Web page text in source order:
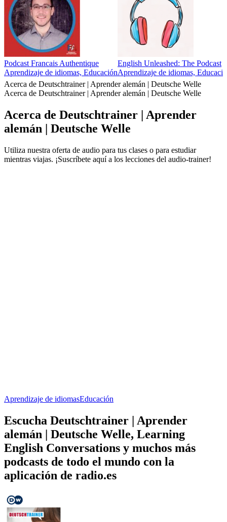
Podcast Francais Authentique
Aprendizaje de idiomas, Educación
English Unleashed: The Podcast
Aprendizaje de idiomas,
Acerca de Deutschtrainer | Aprender alemán | Deutsche Welle
Acerca de Deutschtrainer | Aprender alemán | Deutsche Welle
Acerca de Deutschtrainer | Aprender
alemán | Deutsche Welle
Utiliza nuestra oferta de audio para tus clases o para estudiar
mientras viajas. ¡Suscríbete aquí a los lecciones del audio-trainer!
Aprendizaje de idiomasEducación
Escucha Deutschtrainer | Aprender
alemán | Deutsche Welle, Learning
English Conversations y muchos más
podcasts de todo el mundo con la
aplicación de radio.es